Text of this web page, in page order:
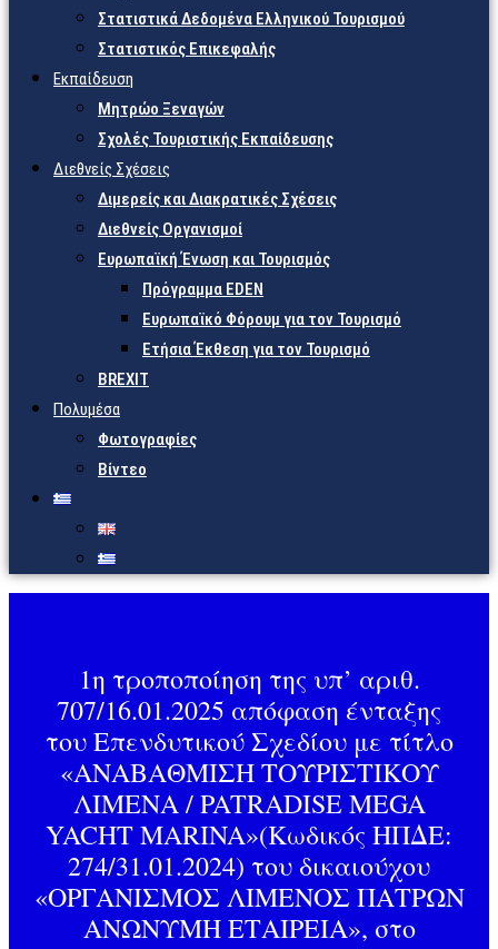
Στατιστικά Δεδομένα Ελληνικού Τουρισμού
Στατιστικός Επικεφαλής
Εκπαίδευση
Μητρώο Ξεναγών
Σχολές Τουριστικής Εκπαίδευσης
Διεθνείς Σχέσεις
Διμερείς και Διακρατικές Σχέσεις
Διεθνείς Οργανισμοί
Ευρωπαϊκή Ένωση και Τουρισμός
Πρόγραμμα EDEN
Ευρωπαϊκό Φόρουμ για τον Τουρισμό
Ετήσια Έκθεση για τον Τουρισμό
BREXIT
Πολυμέσα
Φωτογραφίες
Βίντεο
1η τροποποίηση της υπ’ αριθ.
707/16.01.2025 απόφαση ένταξης
του Επενδυτικού Σχεδίου με τίτλο
«ΑΝΑΒΑΘΜΙΣΗ ΤΟΥΡΙΣΤΙΚΟΥ
ΛΙΜΕΝΑ / PATRADISE MEGA
YACHT MARINA»(Κωδικός ΗΠΔΕ:
274/31.01.2024) του δικαιούχου
«ΟΡΓΑΝΙΣΜΟΣ ΛΙΜΕΝΟΣ ΠΑΤΡΩΝ
ΑΝΩΝΥΜΗ ΕΤΑΙΡΕΙΑ», στο